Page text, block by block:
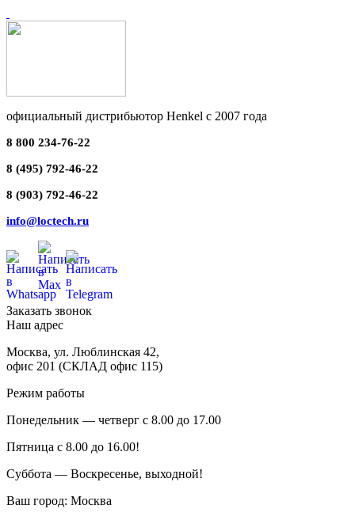
официальный дистрибьютор Henkel с 2007 года
8 800 234-76-22
8 (495) 792-46-22
8 (903) 792-46-22
info@loctech.ru
Заказать звонок
Наш адрес
Москва, ул. Люблинская 42,
офис 201 (СКЛАД офис 115)
Режим работы
Понедельник — четверг с 8.00 до 17.00
Пятница с 8.00 до 16.00!
Суббота — Воскресенье, выходной!
Ваш город: Москва